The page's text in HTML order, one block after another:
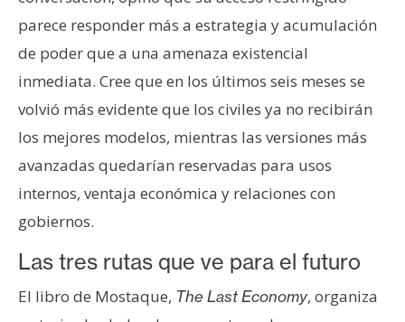
parece responder más a estrategia y acumulación
de poder que a una amenaza existencial
inmediata. Cree que en los últimos seis meses se
volvió más evidente que los civiles ya no recibirán
los mejores modelos, mientras las versiones más
avanzadas quedarían reservadas para usos
internos, ventaja económica y relaciones con
gobiernos.
Las tres rutas que ve para el futuro
El libro de Mostaque, The Last Economy, organiza